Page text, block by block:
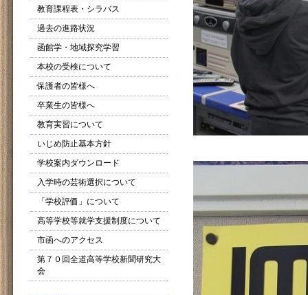
教育課程表・シラバス
過去の進路状況
函館学・地域探究学習
本校の受検について
保護者の皆様へ
卒業生の皆様へ
教育実習について
いじめ防止基本方針
学校案内ダウンロード
入学時の芸術選択について
「学校評価」について
高等学校等就学支援制度について
市函へのアクセス
第７０回全道高等学校新聞研究大
会